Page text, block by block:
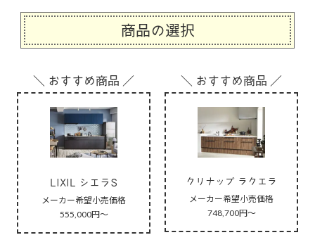
商品の選択
＼ おすすめ商品 ／
LIXIL シエラS
メーカー希望小売価格
555,000円～
＼ おすすめ商品 ／
クリナップ ラクエラ
メーカー希望小売価格
748,700円～